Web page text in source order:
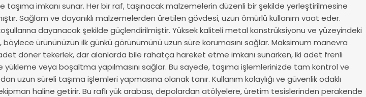
imkanı sunar. Her bir raf, taşınacak malzemelerin düzenli bir şekilde yerleştirilmesine
Sağlam ve dayanıklı malzemelerden üretilen gövdesi, uzun ömürlü kullanım vaat eder.
dayanacak şekilde güçlendirilmiştir. Yüksek kaliteli metal konstrüksiyonu ve yüzeyindeki
ürününüzün ilk günkü görünümünü uzun süre korumasını sağlar. Maksimum manevra
döner tekerlek, dar alanlarda bile rahatça hareket etme imkanı sunarken, iki adet frenli
veya boşaltma yapılmasını sağlar. Bu sayede, taşıma işlemlerinizde tam kontrol ve
uzun süreli taşıma işlemleri yapmasına olanak tanır. Kullanım kolaylığı ve güvenlik odaklı
ekipman haline getirir. Bu raflı yük arabası, depolardan atölyelere, üretim tesislerinden perakende